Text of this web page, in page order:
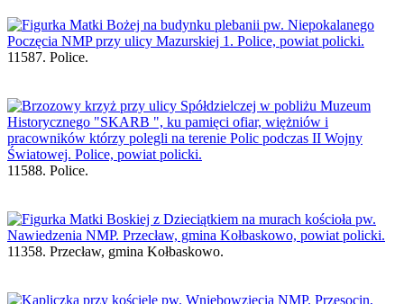
11587. Police.
11588. Police.
11358. Przecław, gmina Kołbaskowo.